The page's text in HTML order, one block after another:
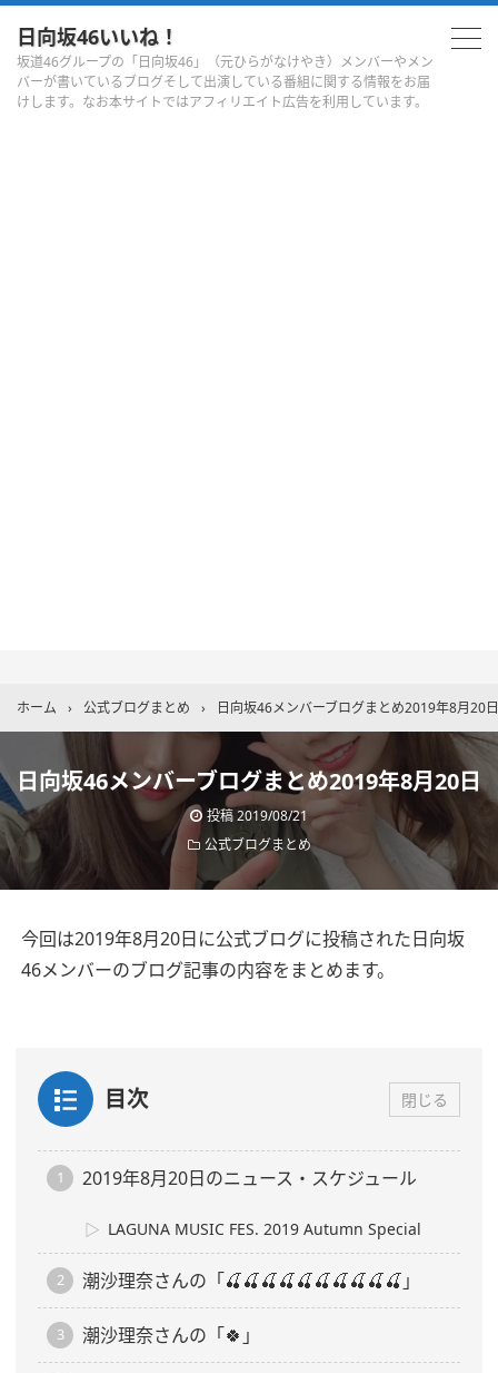
日向坂46いいね！
坂道46グループの「日向坂46」（元ひらがなけやき）メンバーやメン
バーが書いているブログそして出演している番組に関する情報をお届
けします。なお本サイトではアフィリエイト広告を利用しています。
ホーム › 公式ブログまとめ › 日向坂46メンバーブログまとめ2019年8月20日
日向坂46メンバーブログまとめ2019年8月20日
投稿2019/08/21
公式ブログまとめ
今回は2019年8月20日に公式ブログに投稿された日向坂
46メンバーのブログ記事の内容をまとめます。
目次 閉じる
2019年8月20日のニュース・スケジュール
LAGUNA MUSIC FES. 2019 Autumn Special
潮沙理奈さんの「🍒🍒🍒🍒🍒🍒🍒🍒🍒🍒」
潮沙理奈さんの「🍀」